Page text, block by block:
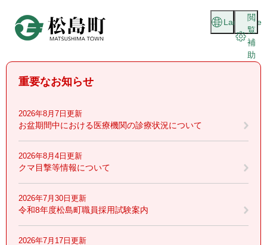
頭
閲
覧
補
助
Language
重要なお知らせ
2026年8月7日更新
お盆期間中における医療機関の診療状況について
2026年8月4日更新
クマ目撃等情報について
2026年7月30日更新
令和8年度松島町職員採用試験案内
2026年7月17日更新